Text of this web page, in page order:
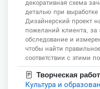
декоративная схема
деталью при выработке
Дизайнерский проект
пожеланий клиента, за
обследование и
чтобы найти
соответствии с этими
Творческая
Культура и